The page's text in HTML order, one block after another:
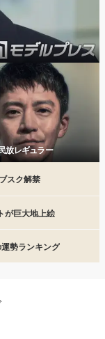
放レギュラー
スク解禁
が巨大地上絵
勢ランキング